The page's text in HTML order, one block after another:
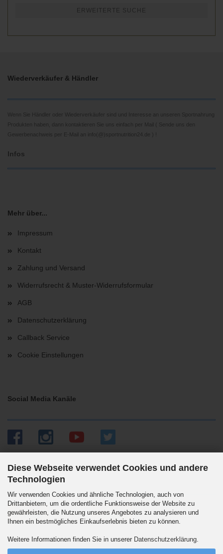
Diese Webseite verwendet Cookies und andere
Technologien
Wir verwenden Cookies und ähnliche Technologien, auch von
Drittanbietern, um die ordentliche Funktionsweise der Website zu
gewährleisten, die Nutzung unseres Angebotes zu analysieren und
Ihnen ein bestmögliches Einkaufserlebnis bieten zu können.
Weitere Informationen finden Sie in unserer Datenschutzerklärung
ERWEITERTE SUCHE
Wiederverkäufer & Händler
Wenn Sie Händler oder Wiederverkäufer sind und Interesse an unseren Sportnahrung
Produkten haben, dann kontaktieren Sie uns einfach per Mail ( Sende uns den
Gewerbenachweis per E-Mail an info(@)sportnutrition24.de ) !
Infos
Mehr über...
Impressum
Kontakt
Zahlung und Versand
Widerrufsrecht & Muster-Widerrufsformular
AGB
Datenschutzerklärung
Callback Service
Cookie Einstellungen
Social Media Kanäle
Versandpartner
Wir versenden auch an Packstationen. DHL Standard 5.90 Euro innerhalb